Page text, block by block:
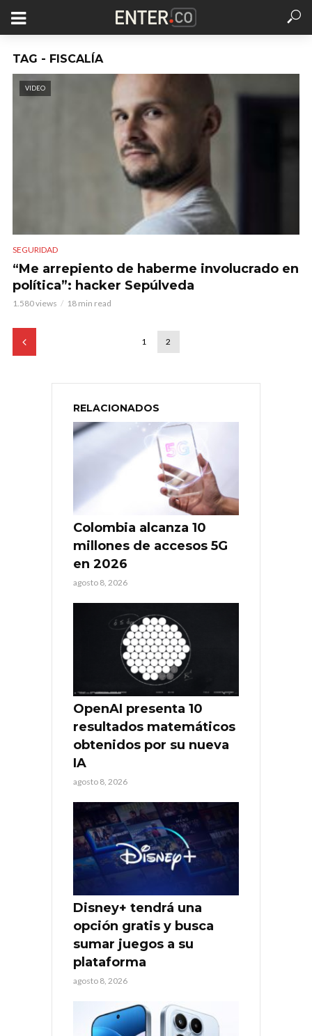
TAG - FISCALÍA
VIDEO
SEGURIDAD
“Me arrepiento de haberme involucrado en
política”: hacker Sepúlveda
1.580 views 18 min read
1 2
RELACIONADOS
Colombia alcanza 10
millones de accesos 5G
en 2026
agosto 8, 2026
OpenAI presenta 10
resultados matemáticos
obtenidos por su nueva
IA
agosto 8, 2026
Disney+ tendrá una
opción gratis y busca
sumar juegos a su
plataforma
agosto 8, 2026